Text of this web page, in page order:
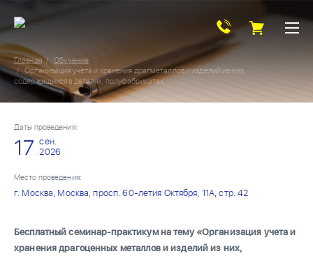
Главная
Обучение
Организация учета и хранения драгметаллов и изделий из них;
содержащихся в деталях, полуфабрикатах, ...
Даты проведения:
17 сен.
2026
Место проведения:
г. Москва, Москва, просп. 60-летия Октября, 11А, стр. 42
Бесплатный семинар-практикум на тему «Организация учета и
хранения драгоценных металлов и изделий из них,